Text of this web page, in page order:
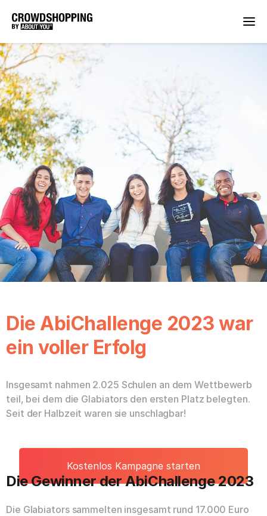
Die AbiChallenge 2023 war
ein voller Erfolg
Insgesamt nahmen 2.025 Schulen an dem Wettbewerb
teil, bei dem die Glabiators den ersten Platz belegten.
Seit der Halbzeit waren sie unschlagbar!
Kostenlos Kampagne starten
Die Gewinner der AbiChallenge 2023
Die Glabiators sammelten insgesamt rund 17.000 Euro